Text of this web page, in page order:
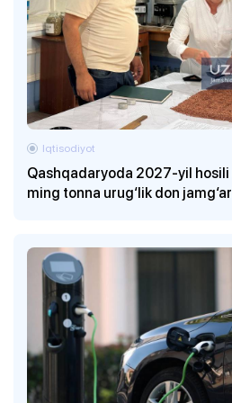
Sarvar O‘rmonov
Sarvar O‘rmonov
Qashqadaryoda 2027-yil
ming tonna urug‘lik don
Iqtisodiyot